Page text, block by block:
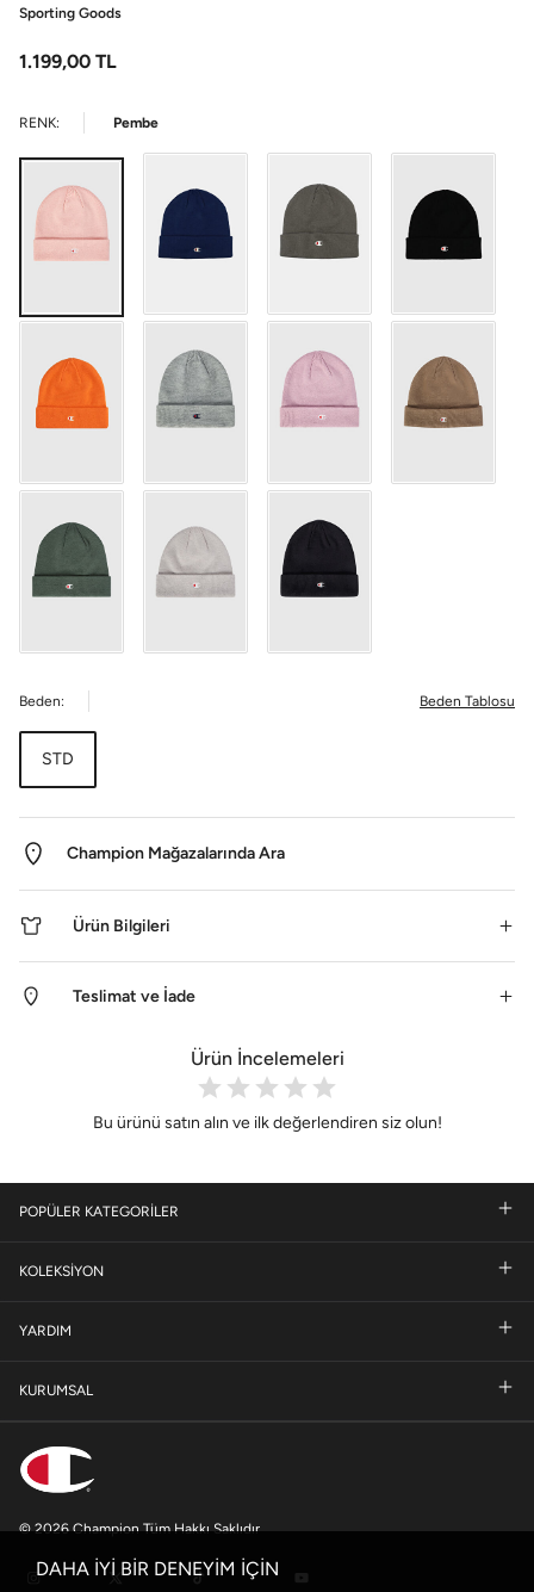
Sporting Goods
1.199,00 TL
RENK: Pembe
Beden: Beden Tablosu
STD
Champion Mağazalarında Ara
Ürün Bilgileri
Teslimat ve İade
Ürün İncelemeleri
Bu ürünü satın alın ve ilk değerlendiren siz olun!
POPÜLER KATEGORİLER
KOLEKSİYON
YARDIM
KURUMSAL
© 2026 Champion Tüm Hakkı Saklıdır
DAHA İYİ BİR DENEYİM İÇİN